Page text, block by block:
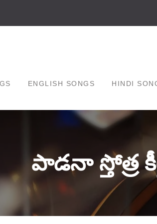
ENGLISH SONGS HINDI
పాడనా స్తోత్ర